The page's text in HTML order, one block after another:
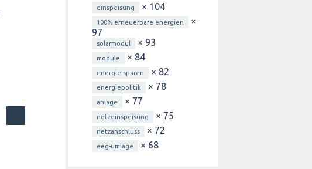
einspeisung × 104
100% erneuerbare energien
×
97
solarmodul × 93
module × 84
energie sparen × 82
energiepolitik × 78
anlage × 77
netzeinspeisung × 75
netzanschluss × 72
eeg-umlage × 68